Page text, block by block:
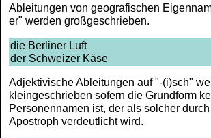
Ableitungen von geografischen
er" werden großgeschrieben.
die Berliner Luft
der Schweizer Käse
Adjektivische Ableitungen auf "-(i)sch"
kleingeschrieben sofern die Grundform
Personennamen ist, der als solcher
Apostroph verdeutlicht wird.